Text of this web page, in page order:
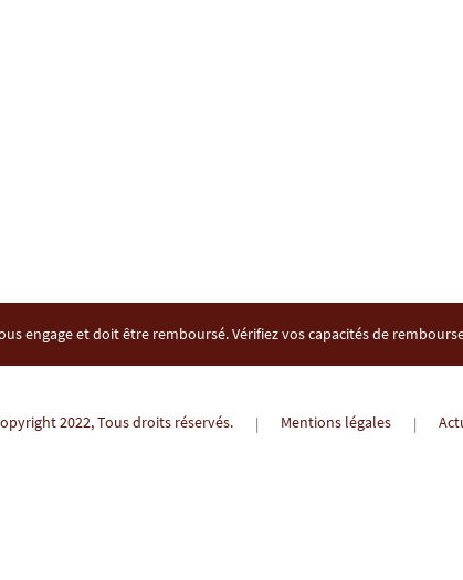
engage et doit être remboursé. Vérifiez vos capacités de
2022, Tous droits réservés. Mentions légales